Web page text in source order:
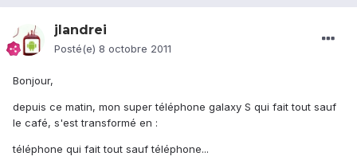
jlandrei
Posté(e) 8 octobre 2011
Bonjour,
depuis ce matin, mon super téléphone galaxy S qui fait tout sauf
le café, s'est transformé en :
téléphone qui fait tout sauf téléphone...